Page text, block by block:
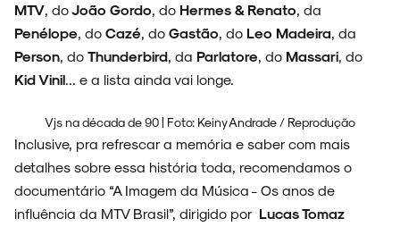
MTV, doJoão Gordo, do Hermes & Renato, da
Penélope, do Cazé, do Gastão, do Leo Madeira, da
Person, do Thunderbird, da Parlatore, do Massari, do
Kid Vinil... e a lista ainda vai longe.
Vjs na década de 90 | Foto: Keiny Andrade / Reprodução
Inclusive, pra refrescar a memória e saber com mais
detalhes sobre essa história toda, recomendamos o
documentário “A Imagem da Música - Os anos de
influência da MTV Brasil”, dirigido por Lucas Tomaz